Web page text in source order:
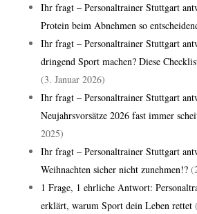
Ihr fragt – Personaltrainer Stuttgart
Protein beim Abnehmen so
Ihr fragt – Personaltrainer Stuttgart
dringend Sport machen? Diese
(3. Januar 2026)
Ihr fragt – Personaltrainer Stuttgart
Neujahrsvorsätze 2026 fast immer
2025)
Ihr fragt – Personaltrainer Stuttgart
Weihnachten sicher nicht zunehmen!?
1 Frage, 1 ehrliche Antwort:
erklärt, warum Sport dein Leben rettet